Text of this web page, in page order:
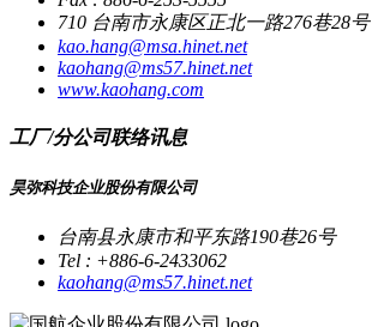
710 台南市永康区正北一路276巷28号
kao.hang@msa.hinet.net
kaohang@ms57.hinet.net
www.kaohang.com
工厂/分公司联络讯息
昊弥科技企业股份有限公司
台南县永康市和平东路190巷26号
Tel : +886-6-2433062
kaohang@ms57.hinet.net